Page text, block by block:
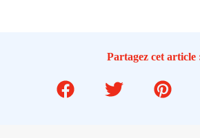
Partagez cet article